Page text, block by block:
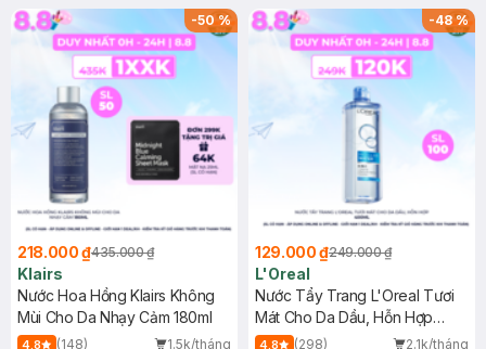
-50%
218.000 ₫435.000 ₫
Klairs
Nước Hoa Hồng Klairs Không
Mùi Cho Da Nhạy Cảm 180ml
4.8 (148)
1.5k/tháng
-48%
129.000 ₫249.000 ₫
L'Oreal
Nước Tẩy Trang L'Oreal Tươi
Mát Cho Da Dầu, Hỗn Hợp
400ml
4.8 (298)
2.1k/tháng